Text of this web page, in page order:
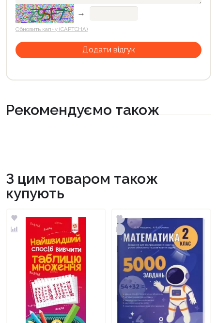
→
Обновить капчу (CAPTCHA)
Рекомендуємо також
З цим товаром також
купують